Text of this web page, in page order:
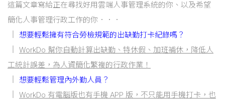
這篇文章寫給正在尋找好用雲端人事管理系統的你、以及希望
簡化人事管理行政工作的你．．．
想要輕鬆擁有符合勞檢規範的出缺勤打卡紀錄嗎？
WorkDo 幫你自動計算出缺勤、特休假、加班補休，降低人
工統計誤差，為人資簡化繁複的行政作業！
想要輕鬆管理內外勤人員？
WorkDo 有電腦版也有手機 APP 版，不只能用手機打卡，也